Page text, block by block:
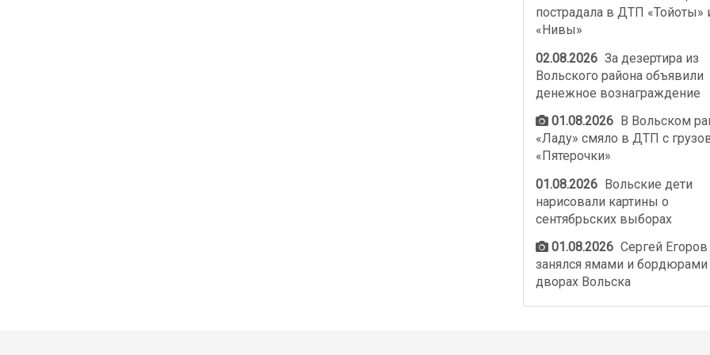
пострадала в ДТП «Тойоты»
«Нивы»
02.08.2026 За дезертира из
Вольского района объявили
денежное вознаграждение
01.08.2026 В Вольском
«Ладу» смяло в ДТП с
«Пятерочки»
01.08.2026 Вольские дети
нарисовали картины о
сентябрьских выборах
01.08.2026 Сергей Егоров
занялся ямами и бордюрами
дворах Вольска